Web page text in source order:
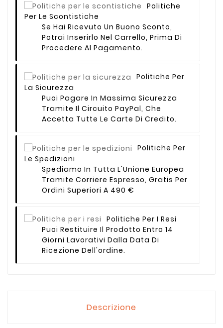
Politiche
Per Le Scontistiche
Se Hai Ricevuto Un Buono Sconto,
Potrai Inserirlo Nel Carrello, Prima Di
Procedere Al Pagamento.
Politiche Per
La Sicurezza
Puoi Pagare In Massima Sicurezza
Tramite Il Circuito PayPal, Che
Accetta Tutte Le Carte Di Credito.
Politiche Per
Le Spedizioni
Spediamo In Tutta L'Unione Europea
Tramite Corriere Espresso, Gratis Per
Ordini Superiori A 490 €
Politiche Per I Resi
Puoi Restituire Il Prodotto Entro 14
Giorni Lavorativi Dalla Data Di
Ricezione Dell'ordine.
Descrizione